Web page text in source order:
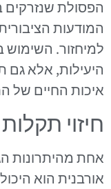
הפסולת שנזרקים
המודעות
היעילות, אלא גם
איכות החיים של
חיזוי
אורבנית הוא